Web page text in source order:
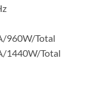
960W/Total
1440W/Total